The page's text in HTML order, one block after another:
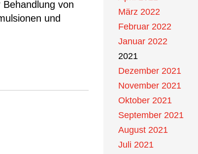
von
und
März 2022
Februar 2022
Januar 2022
2021
Dezember 2021
November 2021
Oktober 2021
September 2021
August 2021
Juli 2021